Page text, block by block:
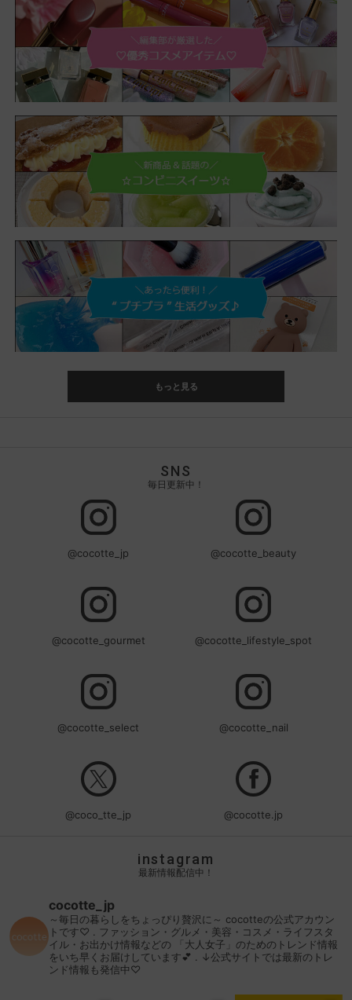
もっと見る
SNS
毎日更新中！
@cocotte_jp @cocotte_beauty
@cocotte_gourmet @cocotte_lifestyle_spot
@cocotte_select @cocotte_nail
@coco_tte_jp @cocotte.jp
instagram
最新情報配信中！
cocotte_jp
～毎日の暮らしをちょっぴり贅沢に～ cocotteの公式アカウン
トです♡ . ファッション・グルメ・美容・コスメ・ライフスタ
イル・お出かけ情報などの 「大人女子」のためのトレンド情報
をいち早くお届けしています💕 . ↓公式サイトでは最新のトレ
ンド情報も発信中♡